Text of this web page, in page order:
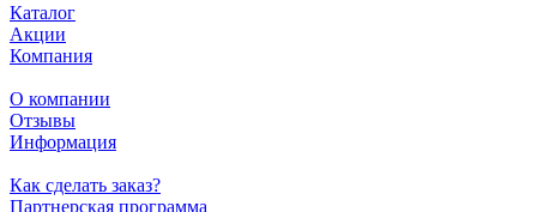
Каталог
Акции
Компания
О компании
Отзывы
Информация
Как сделать заказ?
Партнерская программа